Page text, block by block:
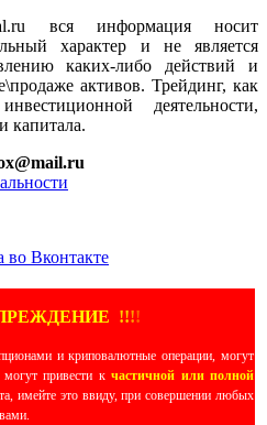
вся информация носит
характер и не является
каких-либо действий и
активов. Трейдинг, как
деятельности,
капитала.
!!!!
и криповалютные операции, могут
привести кчастичной или полной
имейте это ввиду, при совершении любых